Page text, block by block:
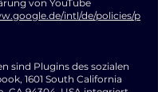
von YouTube
intl/de/policies/p
sind Plugins des sozialen
1601 South California